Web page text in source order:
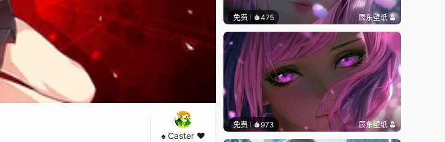
♠ Caster ♥
免费 475 辰东壁纸
免费 973 辰东壁纸